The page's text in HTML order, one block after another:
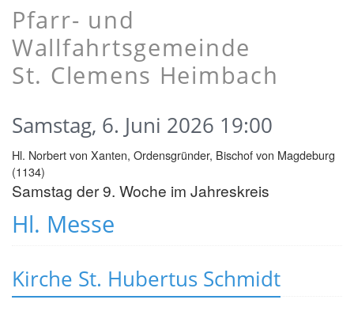
Pfarr- und
Wallfahrtsgemeinde
St. Clemens Heimbach
Hl. Messe
Samstag, 6. Juni 2026 19:00
Hl. Norbert von Xanten, Ordensgründer, Bischof von Magdeburg
(1134)
Samstag der 9. Woche im Jahreskreis
Kirche St. Hubertus Schmidt